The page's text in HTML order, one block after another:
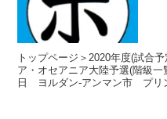
トップページ＞2020年度(試合
ア・オセアニア大陸予選(階級
日 ヨルダン-アンマン市 プリ